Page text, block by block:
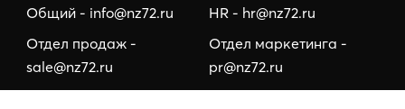
Общий - info@nz72.ru
HR - hr@nz72.ru
Отдел продаж -
sale@nz72.ru
Отдел маркетинга -
pr@nz72.ru